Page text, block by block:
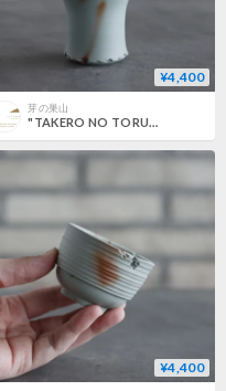
¥4,400
芽の巣山
"TAKERO NO TORUKO" (2号) no.802/128
¥4,400